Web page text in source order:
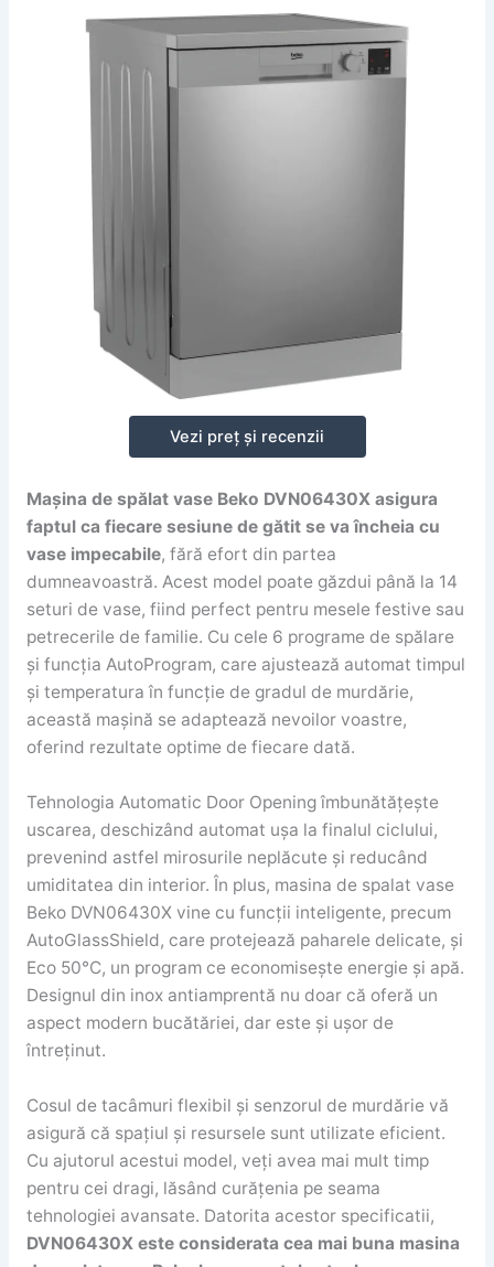
Vezi preț și recenzii
Mașina de spălat vase Beko DVN06430X asigura
faptul ca fiecare sesiune de gătit se va încheia cu
vase impecabile, fără efort din partea
dumneavoastră. Acest model poate găzdui până la 14
seturi de vase, fiind perfect pentru mesele festive sau
petrecerile de familie. Cu cele 6 programe de spălare
și funcția AutoProgram, care ajustează automat timpul
și temperatura în funcție de gradul de murdărie,
această mașină se adaptează nevoilor voastre,
oferind rezultate optime de fiecare dată.
Tehnologia Automatic Door Opening îmbunătățește
uscarea, deschizând automat ușa la finalul ciclului,
prevenind astfel mirosurile neplăcute și reducând
umiditatea din interior. În plus, masina de spalat vase
Beko DVN06430X vine cu funcții inteligente, precum
AutoGlassShield, care protejează paharele delicate, și
Eco 50°C, un program ce economisește energie și apă.
Designul din inox antiamprentă nu doar că oferă un
aspect modern bucătăriei, dar este și ușor de
întreținut.
Cosul de tacâmuri flexibil și senzorul de murdărie vă
asigură că spațiul și resursele sunt utilizate eficient.
Cu ajutorul acestui model, veți avea mai mult timp
pentru cei dragi, lăsând curățenia pe seama
tehnologiei avansate. Datorita acestor specificatii,
DVN06430X este considerata cea mai buna masina